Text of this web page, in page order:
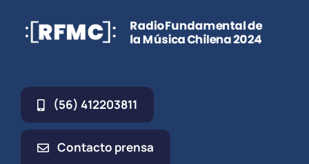
(56) 412203811
Contacto prensa